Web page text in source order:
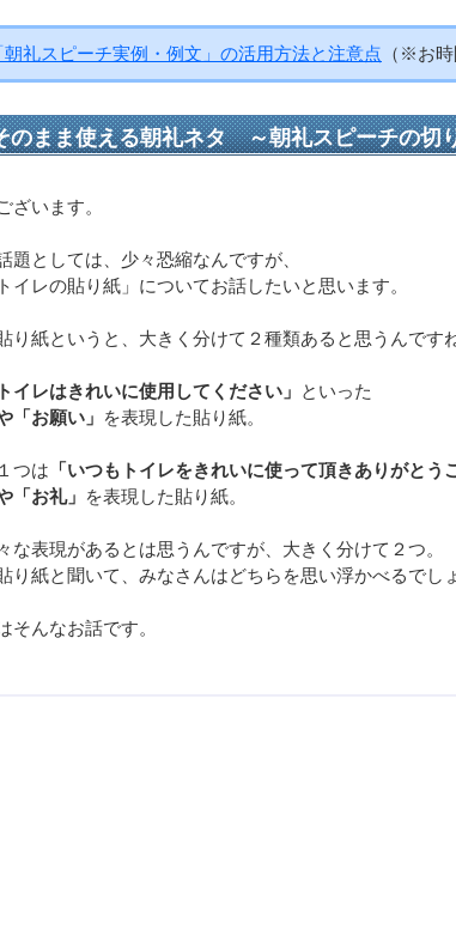
朝礼スピーチ実例・例文」の活用方法と注意点 （※お
のまま使える朝礼ネタ ～朝礼スピーチの切
ざいます。
題としては、少々恐縮なんですが、
イレの貼り紙」についてお話したいと思います。
り紙というと、大きく分けて２種類あると思うんですね
トイレはきれいに使用してください」 といった
「お願い」 を表現した貼り紙。
つは 「いつもトイレをきれいに使って頂きありがとう
「お礼」 を表現した貼り紙。
な表現があるとは思うんですが、大きく分けて２つ。
り紙と聞いて、みなさんはどちらを思い浮かべるでし
そんなお話です。